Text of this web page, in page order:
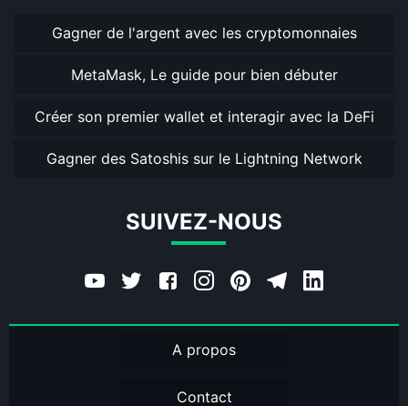
Gagner de l'argent avec les cryptomonnaies
MetaMask, Le guide pour bien débuter
Créer son premier wallet et interagir avec la DeFi
Gagner des Satoshis sur le Lightning Network
SUIVEZ-NOUS
A propos
Contact